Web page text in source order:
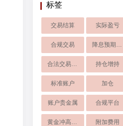
标签
交易结算 实际盈亏
合规交易 降息预期分歧
合法交易路径 持仓增持
标准账户 加仓
账户贵金属 合规平台
黄金冲高回落 附加费用